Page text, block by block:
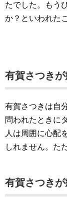
たでした。もう
か？といわれた
有賀さつき
有賀さつきは自
問われたときに
人は周囲に心配
しれません。た
有賀さつき